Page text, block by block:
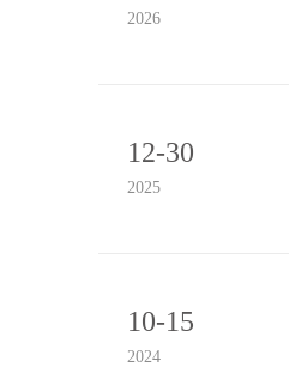
2026
12-30
2025
10-15
2024